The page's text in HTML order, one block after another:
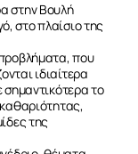
στην Βουλή
στο πλαίσιο της
που
ιδιαίτερα
σημαντικότερα το
της